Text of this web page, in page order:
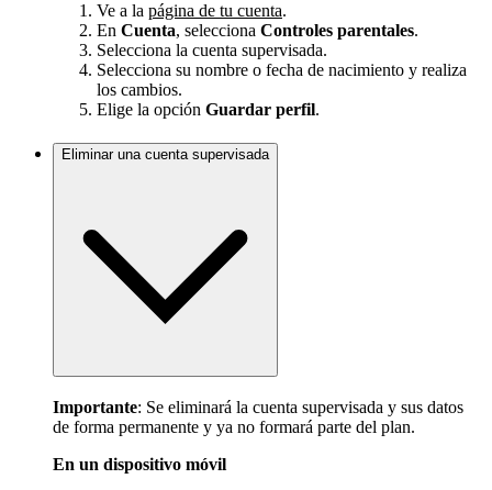
Ve a la página de tu cuenta.
En Cuenta, selecciona Controles parentales.
Selecciona la cuenta supervisada.
Selecciona su nombre o fecha de nacimiento y realiza
los cambios.
Elige la opción Guardar perfil.
Eliminar una cuenta supervisada
Importante: Se eliminará la cuenta supervisada y sus datos
de forma permanente y ya no formará parte del plan.
En un dispositivo móvil